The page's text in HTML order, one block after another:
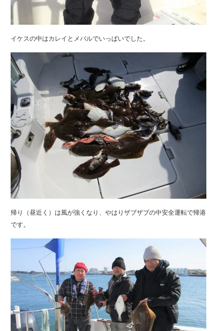
イケスの中はカレイとメバルでいっぱいでした。
帰り（昼近く）は風が強くなり、やはりザブザブの中安全運転で帰港
です。